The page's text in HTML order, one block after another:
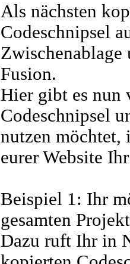
Als nächsten
Codeschnipsel
Zwischenablage
Fusion.
Hier gibt es nun
Codeschnipsel
nutzen möchtet,
eurer Website
Beispiel 1: Ihr
gesamten
Dazu ruft Ihr in